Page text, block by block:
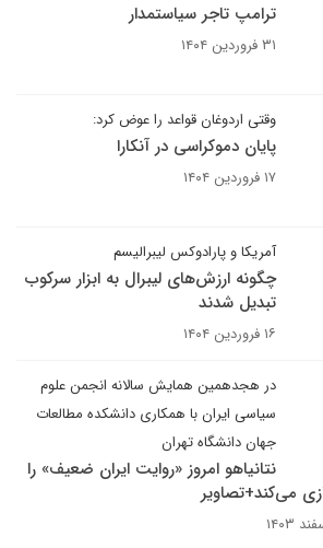
ترامپ تاجر سیاستمدار
۳۱ فروردین ۱۴۰۴
وقتی اردوغان قواعد را عوض کرد:
پایان دموکراسی در آنکارا
۱۷ فروردین ۱۴۰۴
آمریکا و پارادوکس لیبرالیسم
چگونه ارزش‌های لیبرال به ابزار سرکوب
تبدیل شدند
۱۶ فروردین ۱۴۰۴
در هجدهمین همایش سالانه انجمن علوم
سیاسی ایران با همکاری دانشکده مطالعات
جهان دانشگاه تهران
نتانیاهو امروز «روایت ایران ضعیف» را
می‌کند+تصاویر